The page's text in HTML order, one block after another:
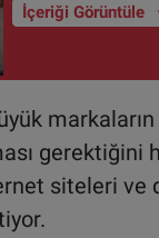
İçeriği Görüntüle
markaların
gerektiğini
siteleri ve